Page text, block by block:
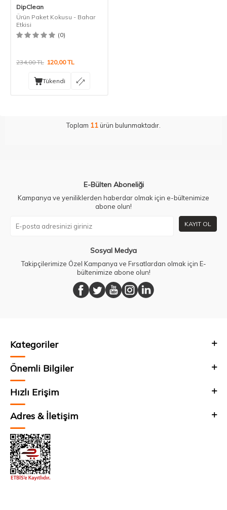
DipClean
Ürün Paket Kokusu - Bahar
Etkisi
(0)
234,00TL 120,00TL
Tükendi
Toplam 11ürün bulunmaktadır.
E-Bülten Aboneliği
Kampanya ve yeniliklerden haberdar olmak için e-bültenimize
abone olun!
KAYIT OL
Sosyal Medya
Takipçilerimize Özel Kampanya ve Fırsatlardan olmak için E-
bültenimize abone olun!
Kategoriler
Önemli Bilgiler
Hızlı Erişim
Adres & İletişim